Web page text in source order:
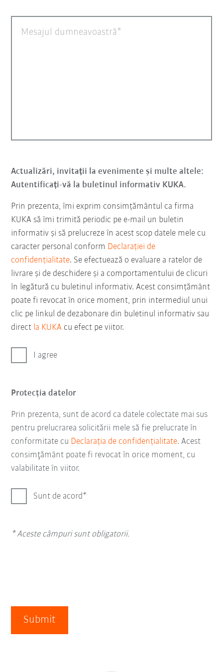
Mesajul dumneavoastră
Actualizări, invitații la evenimente și multe altele:
Autentificați-vă la buletinul informativ KUKA.
Prin prezenta, îmi exprim consimțământul ca firma
KUKA să îmi trimită periodic pe e-mail un buletin
informativ şi să prelucreze în acest scop datele mele cu
caracter personal conform Declarației de
confidențialitate. Se efectuează o evaluare a ratelor de
livrare și de deschidere și a comportamentului de clicuri
în legătură cu buletinul informativ. Acest consimțământ
poate fi revocat în orice moment, prin intermediul unui
clic pe linkul de dezabonare din buletinul informativ sau
direct la KUKA cu efect pe viitor.
I agree
Protecţia datelor
Prin prezenta, sunt de acord ca datele colectate mai sus
pentru prelucrarea solicitării mele să fie prelucrate în
conformitate cu Declarația de confidențialitate. Acest
consimţământ poate fi revocat în orice moment, cu
valabilitate în viitor.
Sunt de acord
* Aceste câmpuri sunt obligatorii.
Submit